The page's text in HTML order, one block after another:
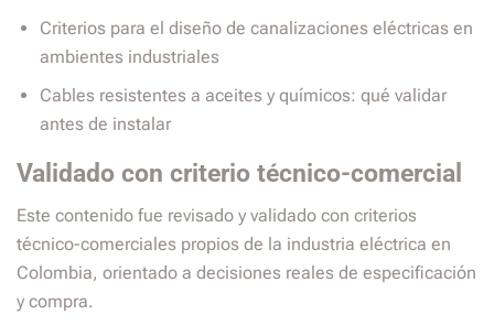
Criterios para el diseño de canalizaciones eléctricas en
ambientes industriales
Cables resistentes a aceites y químicos: qué validar
antes de instalar
Validado con criterio técnico-comercial
Este contenido fue revisado y validado con criterios
técnico-comerciales propios de la industria eléctrica en
Colombia, orientado a decisiones reales de especificación
y compra.